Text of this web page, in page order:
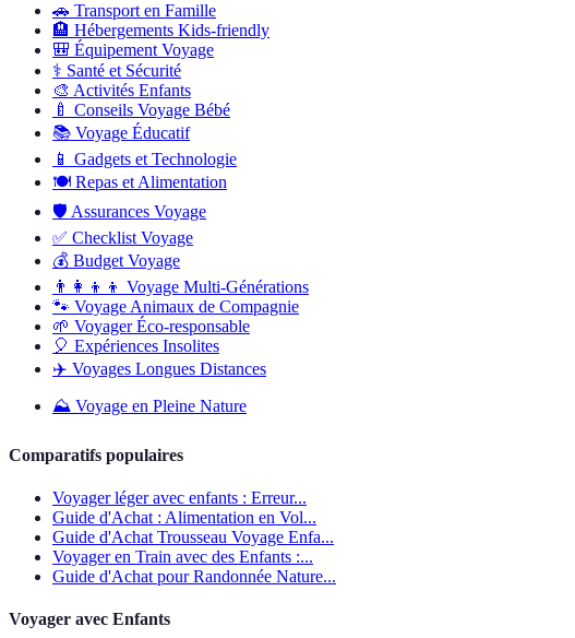
🚗 Transport en Famille
🏨 Hébergements Kids-friendly
🎒 Équipement Voyage
⚕️ Santé et Sécurité
🎨 Activités Enfants
🍼 Conseils Voyage Bébé
📚 Voyage Éducatif
📱 Gadgets et Technologie
🍽️ Repas et Alimentation
🛡️ Assurances Voyage
✅ Checklist Voyage
💰 Budget Voyage
👨‍👩‍👦‍👦 Voyage Multi-Générations
🐾 Voyage Animaux de Compagnie
🌱 Voyager Éco-responsable
🎈 Expériences Insolites
✈️ Voyages Longues Distances
⛰️ Voyage en Pleine Nature
Comparatifs populaires
Voyager léger avec enfants : Erreur...
Guide d'Achat : Alimentation en Vol...
Guide d'Achat Trousseau Voyage Enfa...
Voyager en Train avec des Enfants :...
Guide d'Achat pour Randonnée Nature...
Voyager avec Enfants